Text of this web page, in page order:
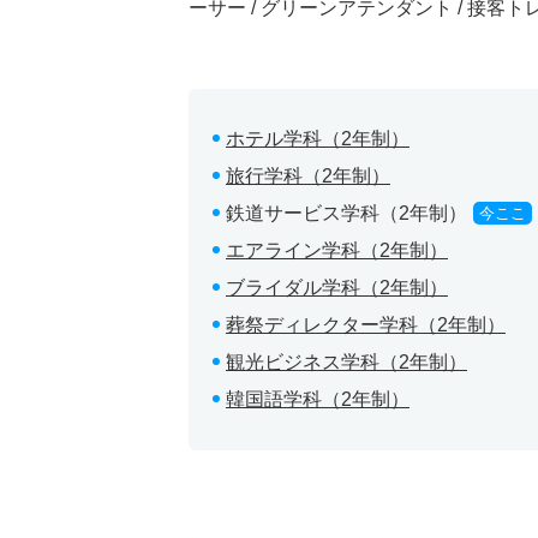
ーサー / グリーンアテンダント / 接客ト
ホテル学科（2年制）
旅行学科（2年制）
鉄道サービス学科（2年制）
今ここ
エアライン学科（2年制）
ブライダル学科（2年制）
葬祭ディレクター学科（2年制）
観光ビジネス学科（2年制）
韓国語学科（2年制）